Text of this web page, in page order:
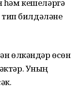
һәм кешеләргә
тип билдәләне
өлкәндәр өсөн
Уның